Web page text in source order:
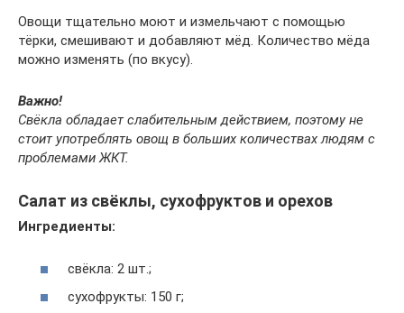
Овощи тщательно моют и измельчают с помощью
тёрки, смешивают и добавляют мёд. Количество мёда
можно изменять (по вкусу).
Важно!
Свёкла обладает слабительным действием, поэтому не
стоит употреблять овощ в больших количествах людям с
проблемами ЖКТ.
Салат из свёклы, сухофруктов и орехов
Ингредиенты:
свёкла: 2 шт.;
сухофрукты: 150 г;